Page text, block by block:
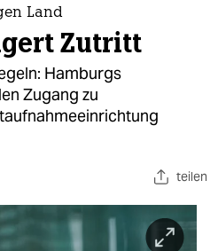
Land
Zutritt
Hamburgs
Zugang zu
teilen